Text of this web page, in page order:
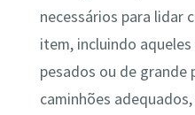
necessários para lidar
item, incluindo
pesados ou de grande
caminhões